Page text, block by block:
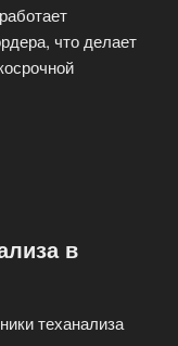
что делает
в
теханализа